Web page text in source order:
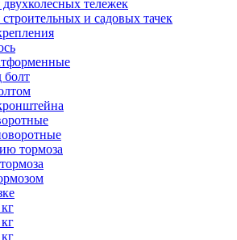
тележек
и садовых тачек
болт
тормоза